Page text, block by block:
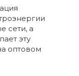
сети, а
эту
оптовом